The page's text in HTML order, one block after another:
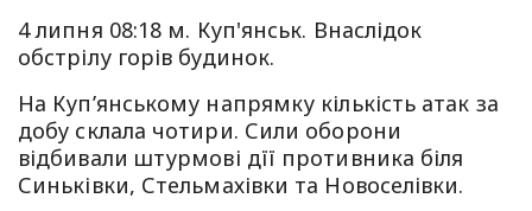
4 липня 08:18 м. Куп'янськ. Внаслідок
обстрілу горів будинок.
На Купʼянському напрямку кількість атак за
добу склала чотири. Сили оборони
відбивали штурмові дїї противника біля
Синьківки, Стельмахівки та Новоселівки.